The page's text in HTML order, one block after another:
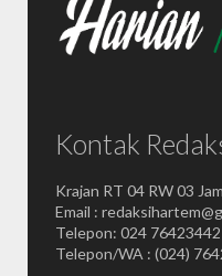
Kontak
Krajan RT 04 RW 03
Email :
Telepon: 024 76423442
Telepon/WA : (024)